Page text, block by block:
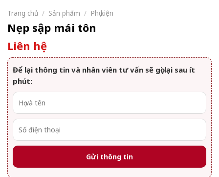
Trang chủ / Sản phẩm / Phụ kiện
Nẹp sập mái tôn
Liên hệ
Để lại thông tin và nhân viên tư vấn sẽ gọi lại sau ít
phút: